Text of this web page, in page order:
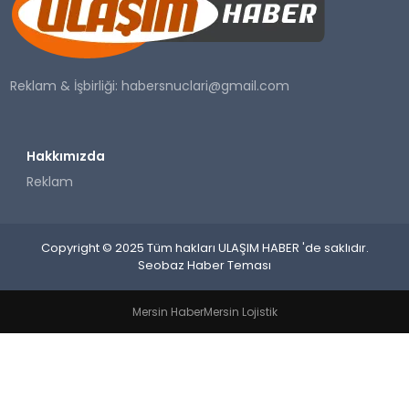
SAĞLIK
YAŞAM
Reklam & İşbirliği:habersnuclari@gmail.com
Hakkımızda
Reklam
Copyright © 2025 Tüm hakları ULAŞIM HABER 'de saklıdır.
Seobaz Haber Teması
Mersin HaberMersin Lojistik